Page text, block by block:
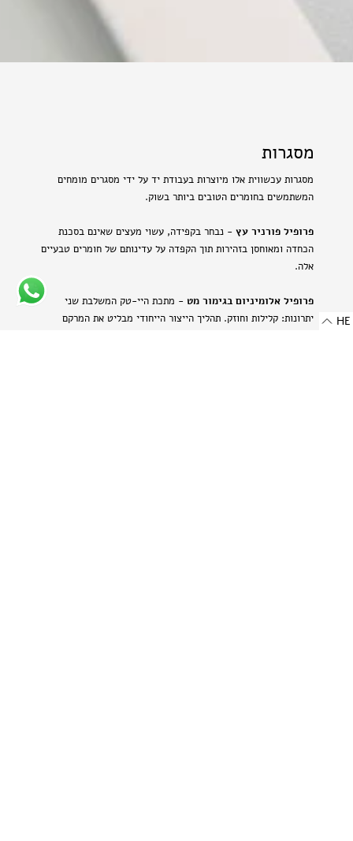
מסגרות
מסגרות עכשווית אלו מיוצרות בעבודת יד על ידי מסגרים מומחים
המשתמשים בחומרים הטובים ביותר בשוק.
פרופיל פורניר עץ - נבחר בקפידה, עשוי מעצים שאינם בסכנת
הכחדה ומאוחסן בזהירות תוך הקפדה על עדינותם של חומרים טבעיים
אלה.
פרופיל אלומיניום בגימור מט - מתכת היי-טק המשלבת שני
יתרונות: קלילות וחוזק. תהליך הייצור הייחודי מבליט את המרקם
HE